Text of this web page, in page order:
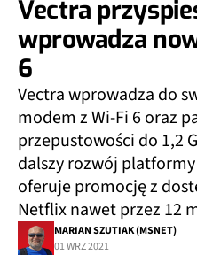
Vectra
wprowadza
6
Vectra wprowadza do
modem z Wi-Fi 6 oraz
przepustowości do 1,2
dalszy rozwój
oferuje promocję z
Netflix nawet przez 12
MARIAN SZUTIAK (MSNET)
01 WRZ 2021